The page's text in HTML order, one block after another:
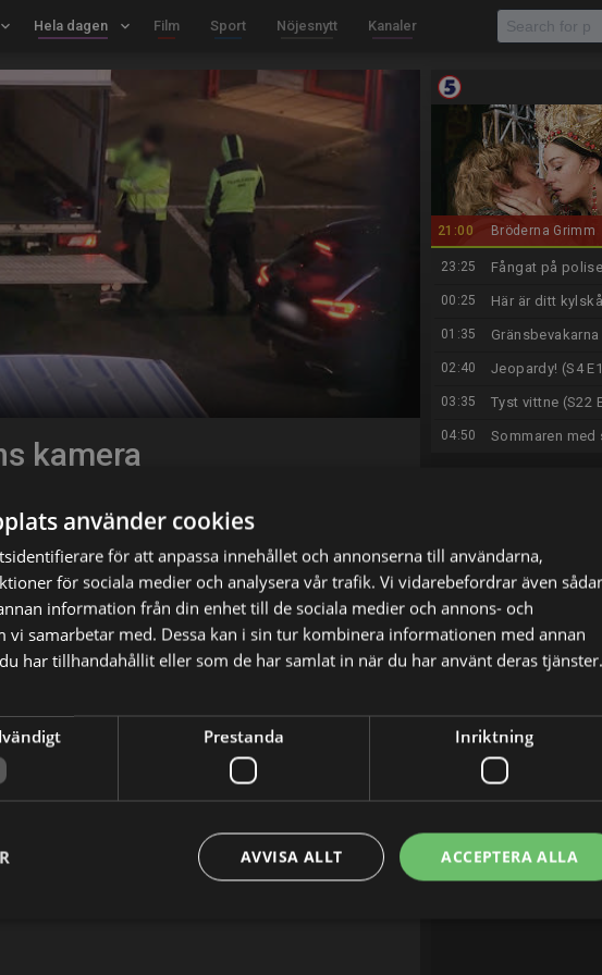
keyboard_arrow_down Hela dagen keyboard_arrow_down Film Sport Nöjesnytt Kanaler
kamera
leverans som sägs innehålla bildelar, men
där föraren flyr med 45 kilo cannabis.
E-postadress
21:00 Bröderna Grimm
23:25 Fångat på
00:25 Här är ditt
01:35
02:40 Jeopardy! (S4
03:35 Tyst vittne (S22
04:50 Sommaren med
använder cookies
för att anpassa innehållet och annonserna till användarna,
för sociala medier och analysera vår trafik. Vi vidarebefordrar även
information från din enhet till de sociala medier och annons- och
vi samarbetar med. Dessa kan i sin tur kombinera informationen med annan
har tillhandahållit eller som de har samlat in när du har använt deras tjänster.
Prestanda Inriktning
ACCEPTERA ALLA
AVVISA ALLT